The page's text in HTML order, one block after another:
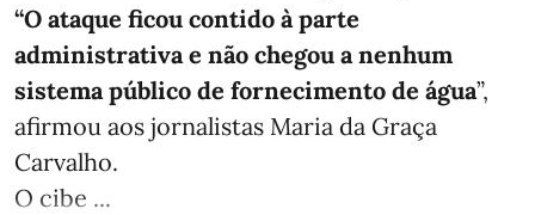
“O ataque ficou contido à parte
administrativa e não chegou a nenhum
sistema público de fornecimento de água”,
afirmou aos jornalistas Maria da Graça
Carvalho.
O cibe ...